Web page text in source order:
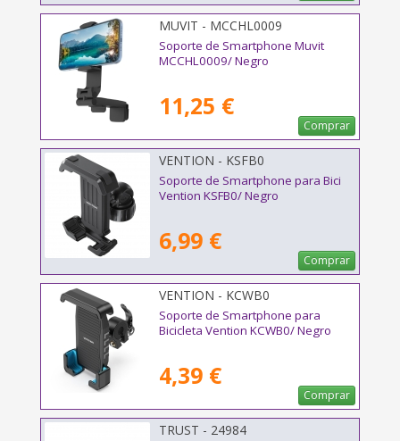
MUVIT - MCCHL0009
Soporte de Smartphone Muvit
MCCHL0009/ Negro
11,25 €
Comprar
VENTION - KSFB0
Soporte de Smartphone para Bici
Vention KSFB0/ Negro
6,99 €
Comprar
VENTION - KCWB0
Soporte de Smartphone para
Bicicleta Vention KCWB0/ Negro
4,39 €
Comprar
TRUST - 24984